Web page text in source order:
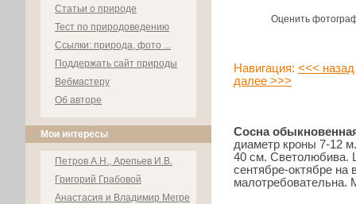
Статьи о природе
Тест по природоведению
Ссылки: природа, фото ...
Поддержать сайт природы
Вебмастеру
Об авторе
Мои интересы
Петров А.Н., Арепьев И.В.
Григорий Грабовой
Анастасия и Владимир Мегре
Оценить
Навигация: <<< назад
далее >>>
Сосна
диаметр кроны 7-12
40 см. Светолюбива.
сентябре-октябре на
малотребовательна.